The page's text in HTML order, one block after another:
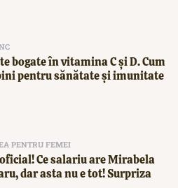
bogate în vitamina C și D. Cum
pentru sănătate și imunitate
PENTRU FEMEI
Ce salariu are Mirabela
dar asta nu e tot! Surpriza